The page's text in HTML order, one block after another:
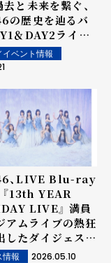
去と未来を繋ぐ、
の歴史を辿るバ
＆DAY2ライブ
が到着！
イベント情報
、LIVE Blu-ray
13th YEAR
LIVE』 満員
アムライブの熱狂
したダイジェスト
情報 2026.05.10